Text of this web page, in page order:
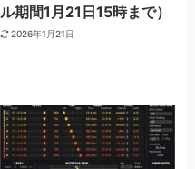
ル期間1月21日15時まで）
2026年1月21日